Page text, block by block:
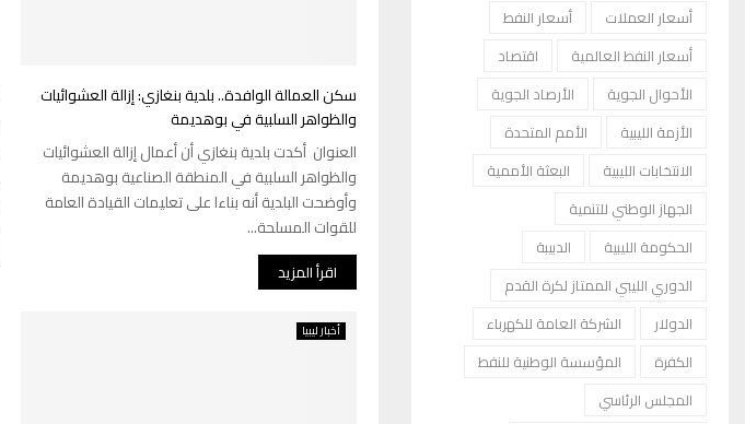
سكن العمالة الوافدة.. بلدية بنغازي: إزالة العشوائيات
والظواهر السلبية في بوهديمة
العنوان أكدت بلدية بنغازي أن أعمال إزالة العشوائيات
والظواهر السلبية في المنطقة الصناعية بوهديمة
وأوضحت البلدية أنه بناءا على تعليمات القيادة العامة
للقوات المسلحة...
اقرأ المزيد
أخبار ليبيا
أسعار العملات
أسعار النفط
أسعار النفط العالمية
اقتصاد
الأحوال الجوية
الأرصاد الجوية
الأزمة الليبية
الأمم المتحدة
الانتخابات الليبية
البعثة الأممية
الجهاز الوطني للتنمية
الحكومة الليبية
الدبيبة
الدوري الليبي الممتاز لكرة القدم
الدولار
الشركة العامة للكهرباء
الكفرة
المؤسسة الوطنية للنفط
المجلس الرئاسي